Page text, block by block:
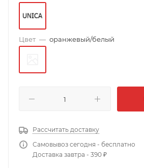
Цвет — оранжевый/белый
Рассчитать доставку
Самовывоз сегодня - бесплатно
Доставка завтра - 390 ₽